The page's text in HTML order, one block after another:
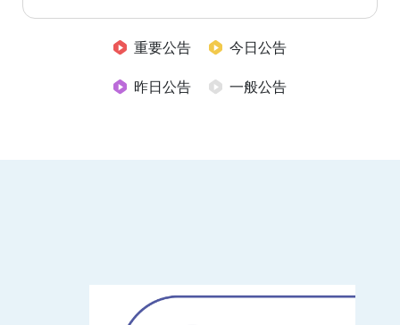
重要公告
今日公告
昨日公告
一般公告